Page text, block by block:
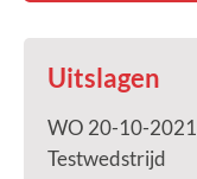
Uitslagen
WO 20-10-2021
Testwedstrijd